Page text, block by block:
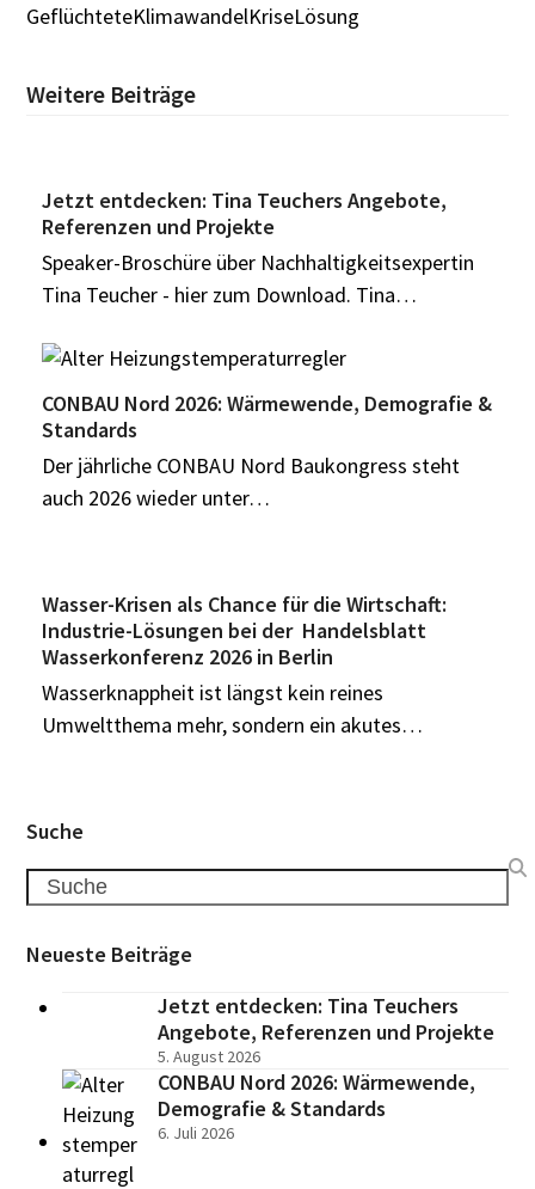
GeflüchteteKlimawandelKriseLösung
Weitere Beiträge
Jetzt entdecken: Tina Teuchers Angebote,
Referenzen und Projekte
Speaker-Broschüre über Nachhaltigkeitsexpertin
Tina Teucher - hier zum Download. Tina…
CONBAU Nord 2026: Wärmewende, Demografie &
Standards
Der jährliche CONBAU Nord Baukongress steht
auch 2026 wieder unter…
Wasser-Krisen als Chance für die Wirtschaft:
Industrie-Lösungen bei der Handelsblatt
Wasserkonferenz 2026 in Berlin
Wasserknappheit ist längst kein reines
Umweltthema mehr, sondern ein akutes…
Suche
Search
Neueste Beiträge
Jetzt entdecken: Tina Teuchers
Angebote, Referenzen und Projekte
5. August 2026
CONBAU Nord 2026: Wärmewende,
Demografie & Standards
6. Juli 2026